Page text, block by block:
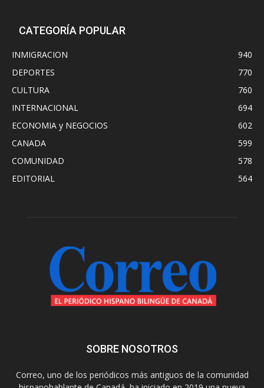
CATEGORÍA POPULAR
INMIGRACION
940
DEPORTES
770
CULTURA
760
INTERNACIONAL
694
ECONOMIA y NEGOCIOS
602
CANADA
599
COMUNIDAD
578
EDITORIAL
564
SOBRE NOSOTROS
Correo, uno de los periódicos más antiguos de la comunidad